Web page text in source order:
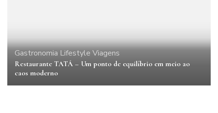
Gastronomia Lifestyle Viagens
Restaurante TATÁ – Um ponto de equilíbrio em meio ao
caos moderno